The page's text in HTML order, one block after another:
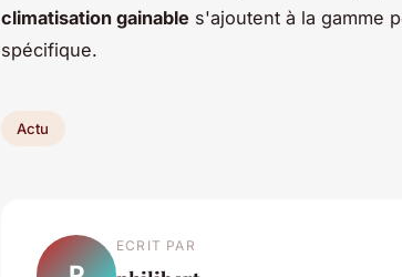
climatisation gainable s'ajoutent à la gamme
spécifique.
Actu
ECRIT PAR